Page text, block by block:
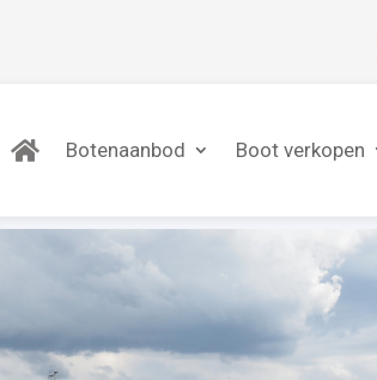
Botenaanbod Boot verkopen